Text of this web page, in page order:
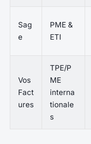
Sag
e
PME &
ETI
Vos
Fact
ures
TPE/P
ME
interna
tionale
s